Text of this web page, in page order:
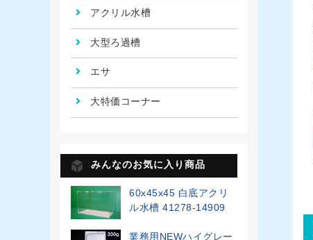
アクリル水槽
大型ろ過槽
エサ
大特価コーナー
みんなのお気に入り商品
60x45x45 白底アクリ
ル水槽 41278-14909
業務用NEWハイグレー